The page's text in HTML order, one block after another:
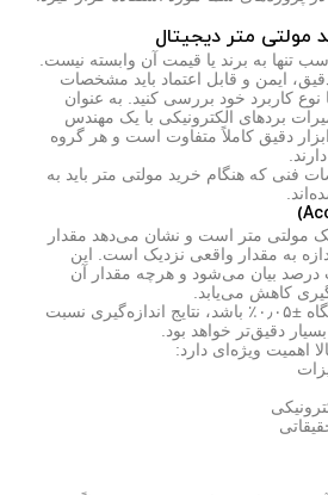
مولتی متر دیجیتال
تنها به برند یا قیمت آن وابسته نیست.
ایمن و قابل اعتماد باید مشخصات
کاربرد خود بررسی کنید. به عنوان
بردهای الکترونیکی با یک مهندس
دقیق کاملاً متفاوت است و هر گروه
فنی که هنگام خرید مولتی متر باید به
متر است و نشان می‌دهد مقدار
به مقدار واقعی نزدیک است. این
بیان می‌شود و هرچه مقدار آن
کاهش می‌یابد.
برای مثال، اگر دقت دستگاه ±۰٫۰۵٪ باشد، نتایج اندازه‌گیری نسبت
اهمیت ویژه‌ای دارد: